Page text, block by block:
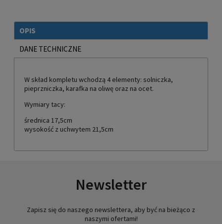
OPIS
DANE TECHNICZNE
W skład kompletu wchodzą 4 elementy: solniczka,
pieprzniczka, karafka na oliwę oraz na ocet.
Wymiary tacy:
średnica 17,5cm
wysokość z uchwytem 21,5cm
Newsletter
Zapisz się do naszego newslettera, aby być na bieżąco z
naszymi ofertami!